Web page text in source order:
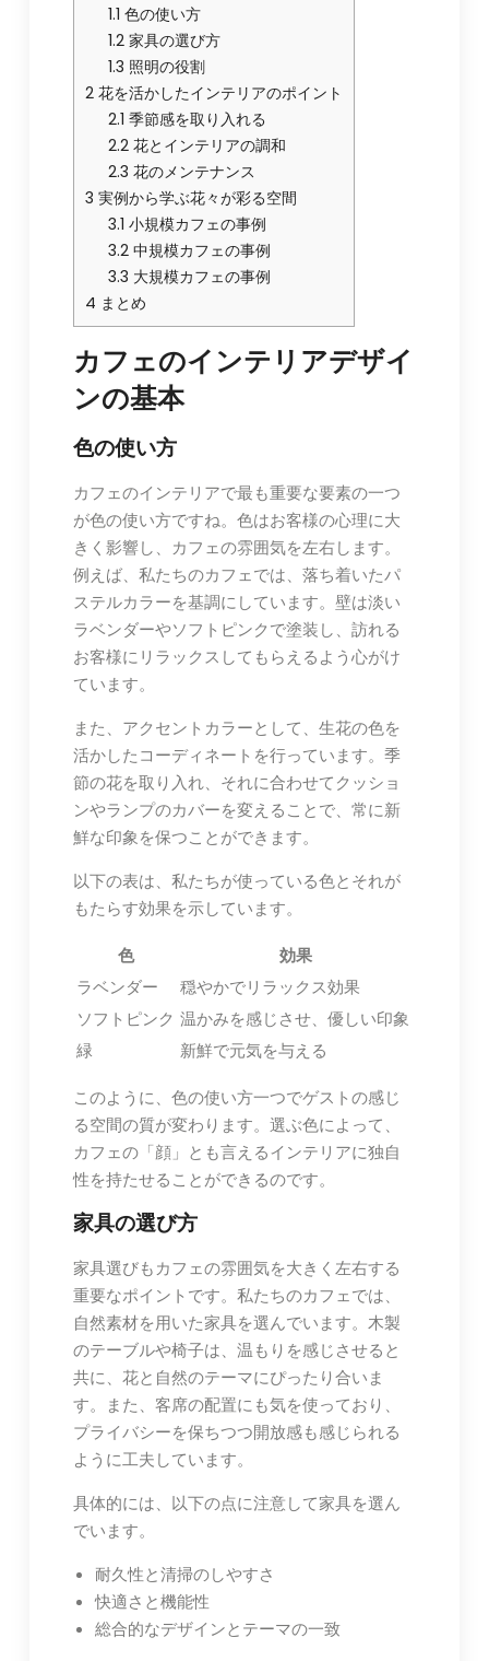
1.1 色の使い方
1.2 家具の選び方
1.3 照明の役割
2花を活かしたインテリアのポイント
2.1 季節感を取り入れる
2.2 花とインテリアの調和
2.3 花のメンテナンス
3 実例から学ぶ花々が彩る空間
3.1 小規模カフェの事例
3.2 中規模カフェの事例
3.3 大規模カフェの事例
4 まとめ
カフェのインテリアデザイ
ンの基本
色の使い方
カフェのインテリアで最も重要な要素の一つ
が色の使い方ですね。色はお客様の心理に大
きく影響し、カフェの雰囲気を左右します。
例えば、私たちのカフェでは、落ち着いたパ
ステルカラーを基調にしています。壁は淡い
ラベンダーやソフトピンクで塗装し、訪れる
お客様にリラックスしてもらえるよう心がけ
ています。
また、アクセントカラーとして、生花の色を
活かしたコーディネートを行っています。季
節の花を取り入れ、それに合わせてクッショ
ンやランプのカバーを変えることで、常に新
鮮な印象を保つことができます。
以下の表は、私たちが使っている色とそれが
もたらす効果を示しています。
色
効果
ラベンダー
穏やかでリラックス効果
ソフトピンク 温かみを感じさせ、優しい印象
緑
新鮮で元気を与える
このように、色の使い方一つでゲストの感じ
る空間の質が変わります。選ぶ色によって、
カフェの「顔」とも言えるインテリアに独自
性を持たせることができるのです。
家具の選び方
家具選びもカフェの雰囲気を大きく左右する
重要なポイントです。私たちのカフェでは、
自然素材を用いた家具を選んでいます。木製
のテーブルや椅子は、温もりを感じさせると
共に、花と自然のテーマにぴったり合いま
す。また、客席の配置にも気を使っており、
プライバシーを保ちつつ開放感も感じられる
ように工夫しています。
具体的には、以下の点に注意して家具を選ん
でいます。
耐久性と清掃のしやすさ
快適さと機能性
総合的なデザインとテーマの一致